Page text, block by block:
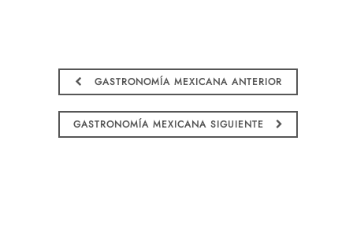
GASTRONOMÍA MEXICANA ANTERIOR
GASTRONOMÍA MEXICANA SIGUIENTE